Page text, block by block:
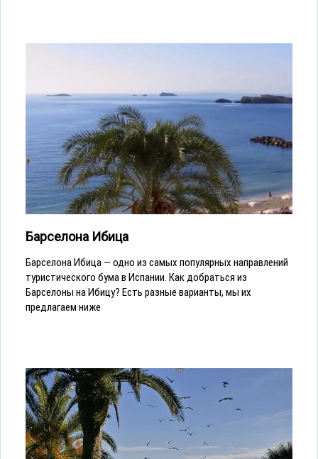
Барселона Ибица
Барселона Ибица — одно из самых популярных направлений
туристического бума в Испании. Как добраться из
Барселоны на Ибицу? Есть разные варианты, мы их
предлагаем ниже